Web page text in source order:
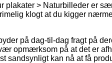
plakater > Naturbilleder er
klogt at du kigger
på dag-til-dag fragt på
opmærksom på at det er
sandsynligt kan nå at få